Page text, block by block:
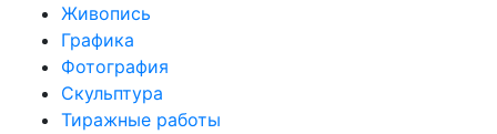
Живопись
Графика
Фотография
Скульптура
Тиражные работы